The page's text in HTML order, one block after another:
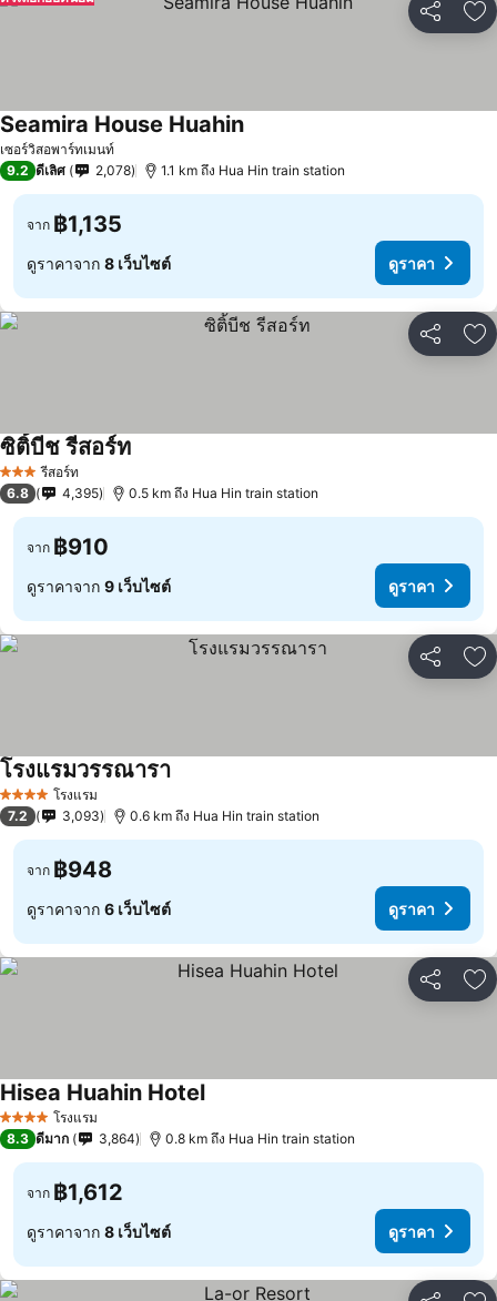
แชร์ เ
เซอร์วิสอพาร์ทเมนท์
Seamira House Huahin
9.2 ดีเลิศ 2,078 1.1 km ถึง Hua Hin train station
จาก ฿1,135
ดูราคาจาก 8 เว็บไซต์ ดูราคา
แชร์ เ
3 ดาว รีสอร์ท
ซิติ้บีช รีสอร์ท
6.8 4,395 0.5 km ถึง Hua Hin train station
จาก ฿910
ดูราคาจาก 9 เว็บไซต์ ดูราคา
แชร์ เ
4 ดาว โรงแรม
โรงแรมวรรณารา
7.2 3,093 0.6 km ถึง Hua Hin train station
จาก ฿948
ดูราคาจาก 6 เว็บไซต์ ดูราคา
แชร์ เ
4 ดาว โรงแรม
Hisea Huahin Hotel
8.3 ดีมาก 3,864 0.8 km ถึง Hua Hin train station
จาก ฿1,612
ดูราคาจาก 8 เว็บไซต์ ดูราคา